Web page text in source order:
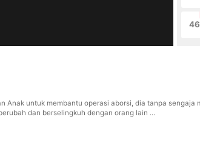
46
Anak untuk membantu operasi aborsi, dia tanpa sengaja
dan berselingkuh dengan orang lain ...